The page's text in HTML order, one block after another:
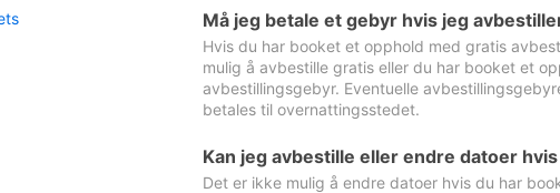
Må jeg betale et gebyr hvis jeg
Hvis du har booket et opphold med gratis
mulig å avbestille gratis eller du har booket et
avbestillingsgebyr. Eventuelle
betales til overnattingsstedet.
Kan jeg avbestille eller endre datoer
Det er ikke mulig å endre datoer hvis du har